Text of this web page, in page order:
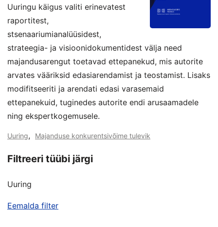
Uuringu käigus valiti erinevatest
raportitest,
stsenaariumianalüüsidest,
strateegia- ja visioonidokumentidest välja need
majandusarengut toetavad ettepanekud, mis autorite
arvates vääriksid edasiarendamist ja teostamist. Lisaks
modifitseeriti ja arendati edasi varasemaid
ettepanekuid, tuginedes autorite endi arusaamadele
ning ekspertkogemusele.
Uuring, Majanduse konkurentsivõime tulevik
Filtreeri tüübi järgi
Uuring
Eemalda filter